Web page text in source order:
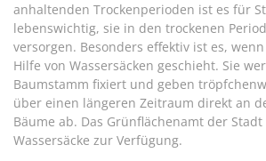
anhaltenden Trockenperioden ist es für
lebenswichtig, sie in den trockenen
versorgen. Besonders effektiv ist es,
Hilfe von Wassersäcken geschieht. Sie
Baumstamm fixiert und geben
über einen längeren Zeitraum direkt an
Bäume ab. Das Grünflächenamt der
Wassersäcke zur Verfügung.